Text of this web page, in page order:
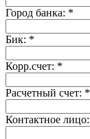
Город банка: *
Бик: *
Корр.счет: *
Расчетный счет: *
Контактное лицо: